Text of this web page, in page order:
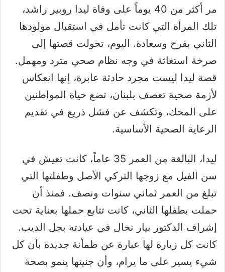
مر أكثر من 40 يوماً على وفاة ليدا روبير راشد،
تلك المرأة التي كانت تأمل في استقبال مولودها
الثاني بفرح وسعادة. اليوم، تحولت قصتها إلى
صرخة استغاثة في وجه نظام صحي مترد ومهمل.
قصة ليدا ليست مجرد حادثة عابرة، إنها انعكاس
لأزمة صحية تعصف بلبنان، تضع حياة المواطنين
على المحك، وتكشف عن فشل ذريع في تقديم
الرعاية الصحية الأساسية.
ليدا، البالغة من العمر 35 عاماً، كانت تعيش في
سن الفيل مع زوجها التركي الأصل وطفلتها التي
تبلغ من العمر ثماني سنوات ونصف. فمنذ أن
حملت بطفلها الثاني، كانت تتابع حملها بعناية تحت
إشراف الدكتور بيار نخال في عيادته بجل الديب.
كانت كل زيارة لها عبارة عن طمأنة جديدة بأن كل
شيء يسير على ما يرام، وأن جنينها ينمو بصحة